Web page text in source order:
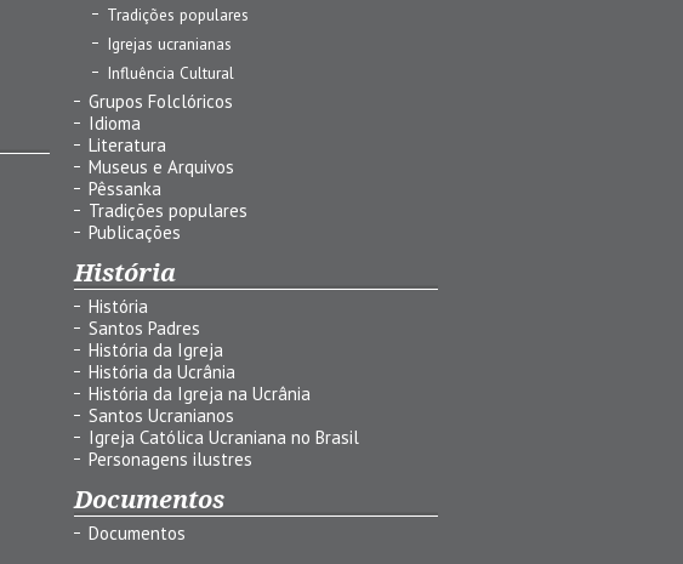
Tradições populares
Igrejas ucranianas
Influência Cultural
Grupos Folclóricos
Idioma
Literatura
Museus e Arquivos
Pêssanka
Tradições populares
Publicações
História
História
Santos Padres
História da Igreja
História da Ucrânia
História da Igreja na Ucrânia
Santos Ucranianos
Igreja Católica Ucraniana no Brasil
Personagens ilustres
Documentos
Documentos